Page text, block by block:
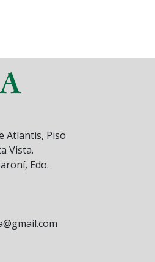
Atlantis, Piso
Vista.
Edo.